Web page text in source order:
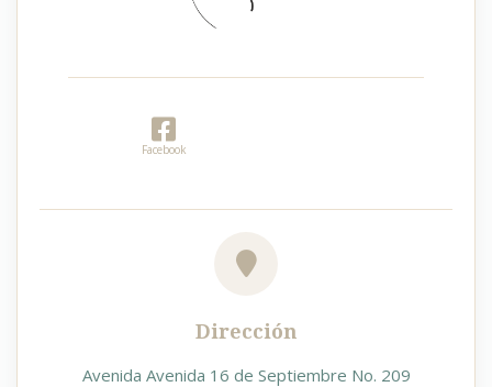
Facebook
Dirección
Avenida Avenida 16 de Septiembre No. 209